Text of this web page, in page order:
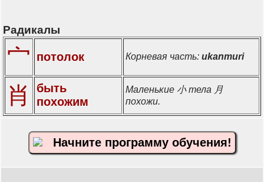
Радикалы
宀 потолок Корневая часть: ukanmuri
肖
быть
похожим
Маленькие 小 тела 月
похожи.
Начните программу обучения!